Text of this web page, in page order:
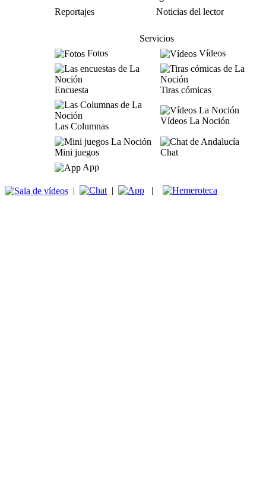
Reportajes
Noticias del lector
Servicios
Fotos
Vídeos
Encuesta Tiras cómicas
Las Columnas
Vídeos La Noción
Mini juegos
Chat
App
| | |